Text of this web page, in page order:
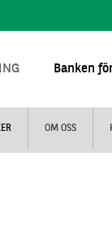
Banken
OM OSS